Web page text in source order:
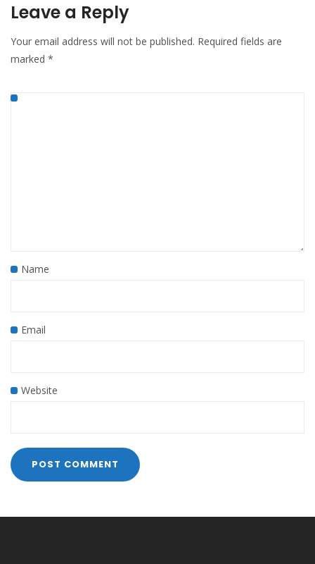
Leave a Reply
Your email address will not be published. Required fields are
marked *
Name
Email
Website